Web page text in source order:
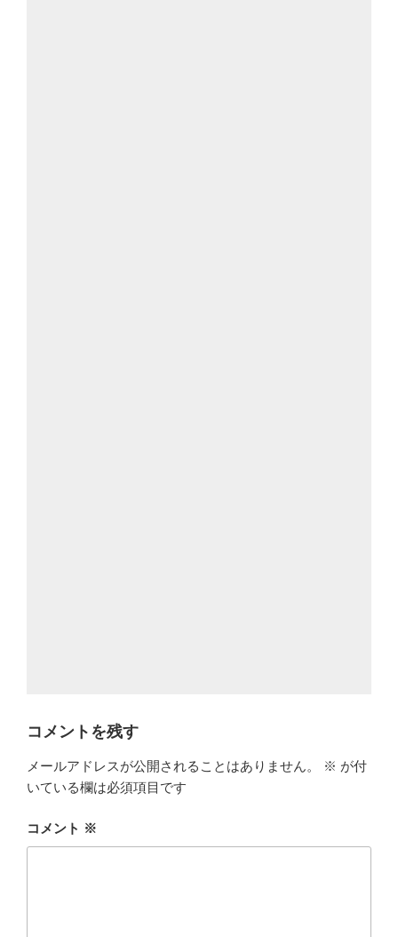
コメントを残す
メールアドレスが公開されることはありません。 ※ が付
いている欄は必須項目です
コメント ※